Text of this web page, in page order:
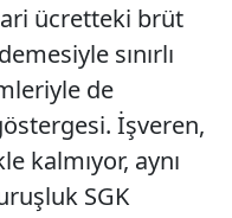
ücretteki brüt
sınırlı
de
İşveren,
kalmıyor, aynı
SGK